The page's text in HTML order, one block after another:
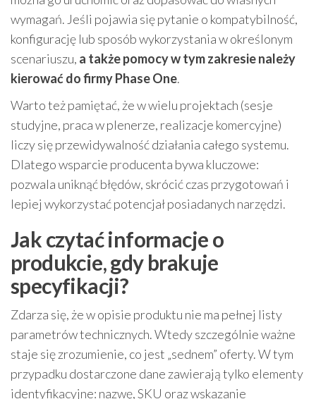
wymagań. Jeśli pojawia się pytanie o kompatybilność,
konfigurację lub sposób wykorzystania w określonym
scenariuszu, a także pomocy w tym zakresie należy
kierować do firmy Phase One.
Warto też pamiętać, że w wielu projektach (sesje
studyjne, praca w plenerze, realizacje komercyjne)
liczy się przewidywalność działania całego systemu.
Dlatego wsparcie producenta bywa kluczowe:
pozwala uniknąć błędów, skrócić czas przygotowań i
lepiej wykorzystać potencjał posiadanych narzędzi.
Jak czytać informacje o
produkcie, gdy brakuje
specyfikacji?
Zdarza się, że w opisie produktu nie ma pełnej listy
parametrów technicznych. Wtedy szczególnie ważne
staje się zrozumienie, co jest „sednem” oferty. W tym
przypadku dostarczone dane zawierają tylko elementy
identyfikacyjne: nazwę, SKU oraz wskazanie